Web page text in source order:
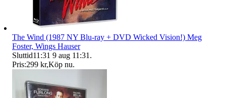
The Wind (1987 NY Blu-ray + DVD Wicked Vision!) Meg
Foster, Wings Hauser
Sluttid11:31 9 aug 11:31 .
Pris:299 kr,Köp nu.